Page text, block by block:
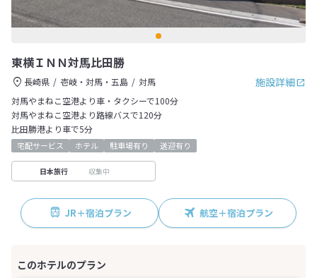
東横ＩＮＮ対馬比田勝
施設詳細
長崎県 壱岐・対馬・五島
対馬
対馬やまねこ空港より車・タクシーで100分
対馬やまねこ空港より路線バスで120分
比田勝港より車で5分
宅配サービス ホテル 駐車場有り 送迎有り
日本旅行 収集中
JR＋宿泊プラン 航空＋宿泊プラン